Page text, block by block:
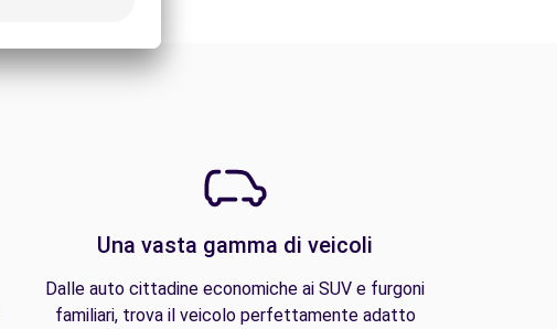
Una vasta gamma di veicoli
Dalle auto cittadine economiche ai SUV e furgoni
familiari, trova il veicolo perfettamente adatto